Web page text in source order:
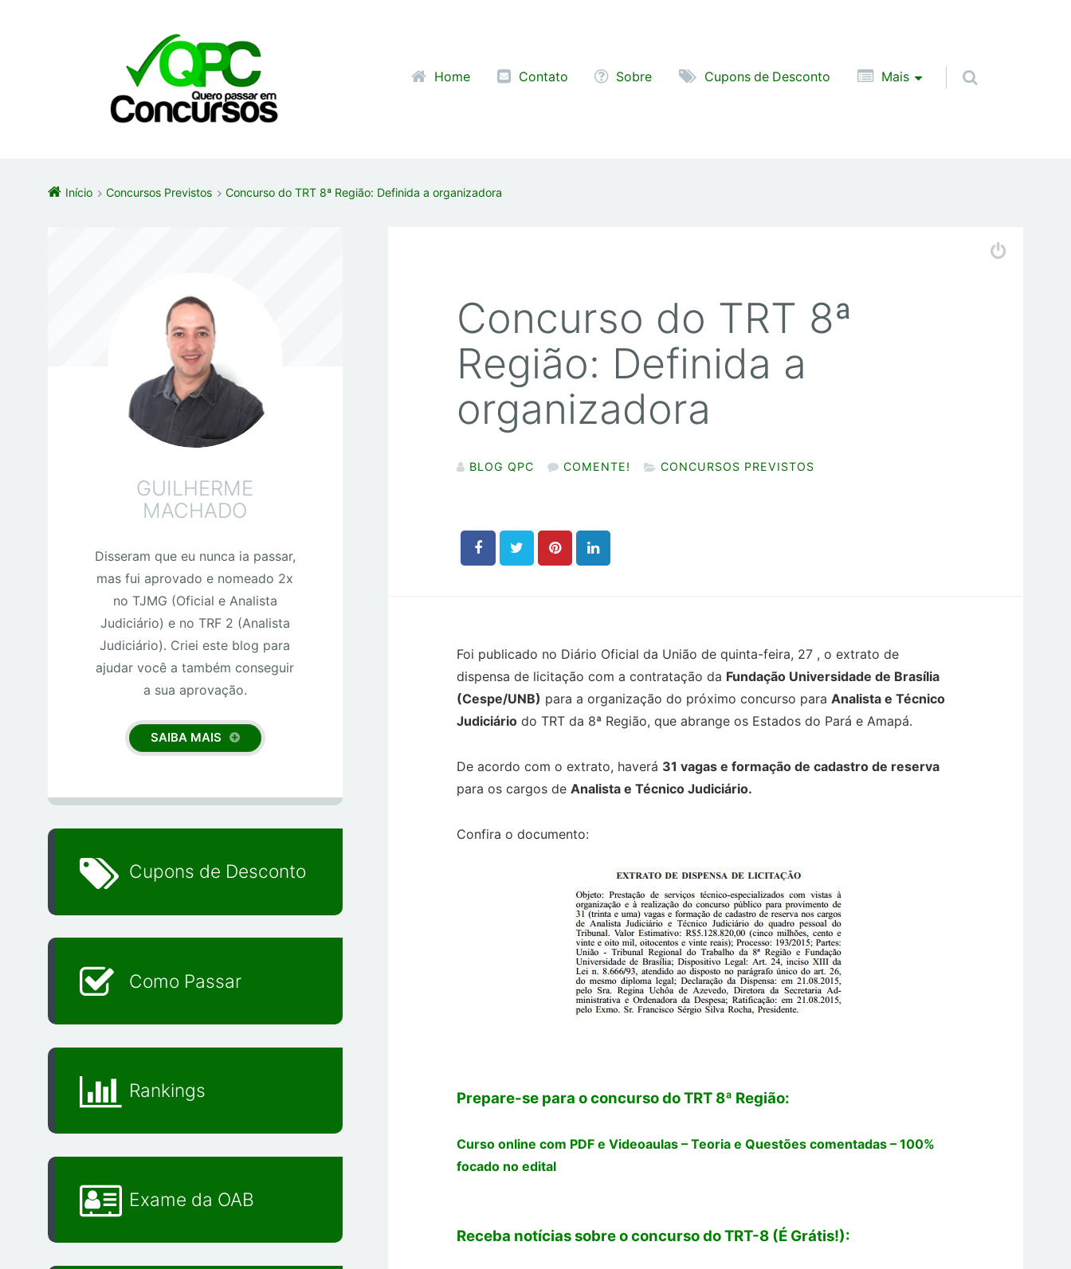
Pular para o conteúdo
Home Contato Sobre Cupons de Desconto Mais
Início Concursos Previstos Concurso do TRT 8ª Região: Definida a organizadora
Concurso do TRT 8ª
Região: Definida a
organizadora
BLOG QPC COMENTE! CONCURSOS PREVISTOS
Foi publicado no Diário Oficial da União de quinta-feira, 27 , o extrato de
dispensa de licitação com a contratação da Fundação Universidade de Brasília
(Cespe/UNB) para a organização do próximo concurso paraAnalista e Técnico
Judiciário do TRT da 8ª Região, que abrange os Estados do Pará e Amapá.
De acordo com o extrato, haverá 31 vagas e formação de cadastro de reserva
para os cargos deAnalista e Técnico Judiciário.
Confira o documento:
Prepare-se para o concurso do TRT 8ª Região:
Curso online com PDF e Videoaulas – Teoria e Questões comentadas – 100%
focado no edital
Receba notícias sobre o concurso do TRT-8 (É Grátis!):
GUILHERME
MACHADO
Disseram que eu nunca ia passar,
mas fui aprovado e nomeado 2x
no TJMG (Oficial e Analista
Judiciário) e no TRF 2 (Analista
Judiciário). Criei este blog para
ajudar você a também conseguir
a sua aprovação.
SAIBA MAIS
Cupons de Desconto
Como Passar
Rankings
Exame da OAB